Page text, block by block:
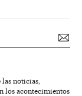
noticias,
los acontecimientos